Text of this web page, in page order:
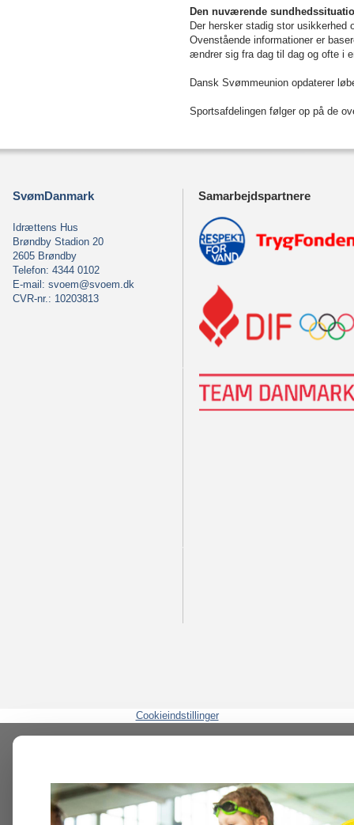
Den nuværende
Der hersker stadig stor usikkerhed
Ovenstående informationer er
ændrer sig fra dag til dag og ofte i
Dansk Svømmeunion opdaterer
Sportsafdelingen følger op på de
SvømDanmark
Idrættens Hus
Brøndby Stadion 20
2605 Brøndby
Telefon: 4344 0102
E-mail: svoem@svoem.dk
CVR-nr.: 10203813
Samarbejdspartnere
Cookieindstillinger